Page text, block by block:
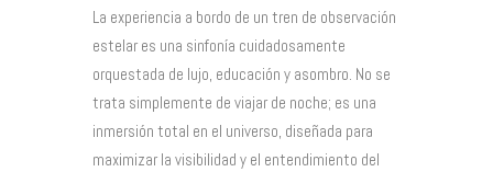
La experiencia a bordo de un tren de observación
estelar es una sinfonía cuidadosamente
orquestada de lujo, educación y asombro. No se
trata simplemente de viajar de noche; es una
inmersión total en el universo, diseñada para
maximizar la visibilidad y el entendimiento del